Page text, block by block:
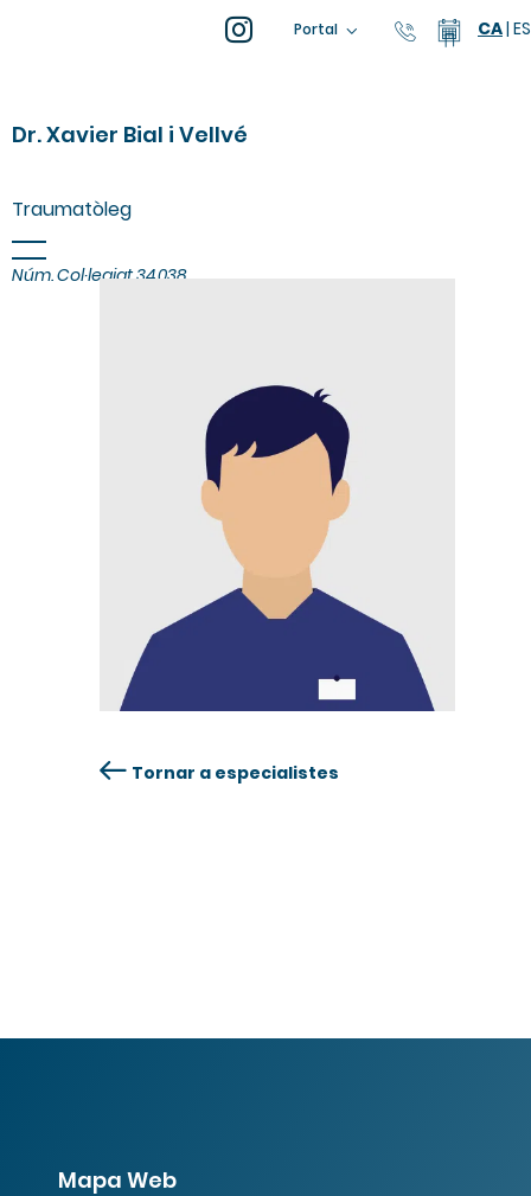
Portal 93 805 04
CA| ES
Dr. Xavier Bial i Vellvé
Traumatòleg
Núm. Col·legiat 34.038
Tornar a especialistes
Mapa Web